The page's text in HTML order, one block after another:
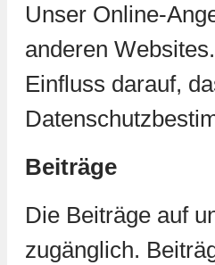
Unser Online-
anderen
Einfluss darauf,
Beiträge
Die Beiträge auf
zugänglich.